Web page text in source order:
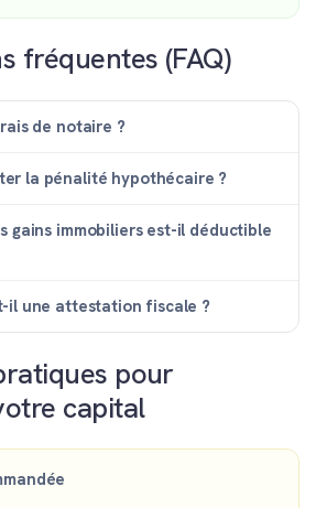
fréquentes (FAQ)
de notaire ?
la pénalité hypothécaire ?
gains immobiliers est-il déductible
il une attestation fiscale ?
pour
capital